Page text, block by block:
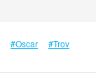
Oscar Trov